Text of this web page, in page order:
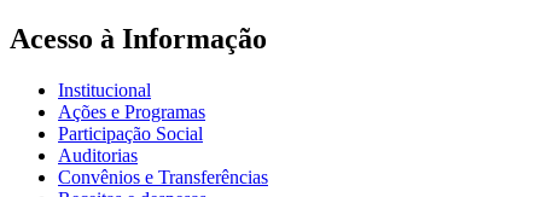
Acesso à Informação
Institucional
Ações e Programas
Participação Social
Auditorias
Convênios e Transferências